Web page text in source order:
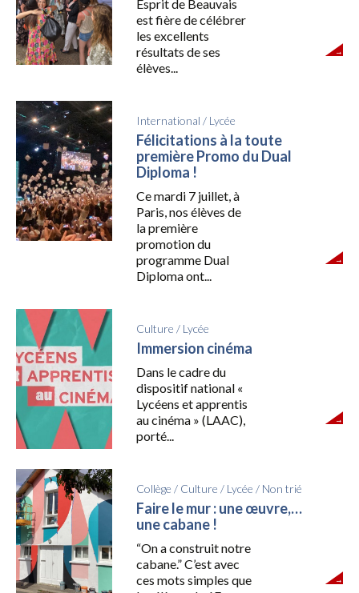
Esprit de Beauvais
est fière de célébrer
les excellents
résultats de ses
élèves...
International / Lycée
Félicitations à la toute
première Promo du Dual
Diploma !
Ce mardi 7 juillet, à
Paris, nos élèves de
la première
promotion du
programme Dual
Diploma ont...
Culture / Lycée
Immersion cinéma
Dans le cadre du
dispositif national «
Lycéens et apprentis
au cinéma » (LAAC),
porté...
Collège / Culture / Lycée / Non trié
Faire le mur : une œuvre,…
une cabane !
“On a construit notre
cabane.” C’est avec
ces mots simples que